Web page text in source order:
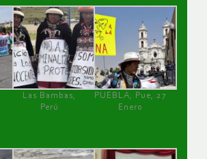
Las Bambas,
Perú
PUEBLA, Pue, 27
Enero